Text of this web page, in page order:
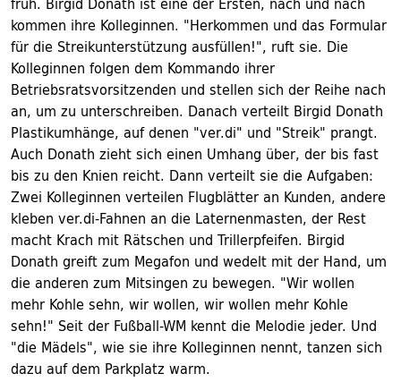
kommen ihre Kolleginnen. "Herkommen und das Formular
für die Streikunterstützung ausfüllen!", ruft sie. Die
Kolleginnen folgen dem Kommando ihrer
Betriebsratsvorsitzenden und stellen sich der Reihe nach
an, um zu unterschreiben. Danach verteilt Birgid Donath
Plastikumhänge, auf denen "ver.di" und "Streik" prangt.
Auch Donath zieht sich einen Umhang über, der bis fast
bis zu den Knien reicht. Dann verteilt sie die Aufgaben:
Zwei Kolleginnen verteilen Flugblätter an Kunden, andere
kleben ver.di-Fahnen an die Laternenmasten, der Rest
macht Krach mit Rätschen und Trillerpfeifen. Birgid
Donath greift zum Megafon und wedelt mit der Hand, um
die anderen zum Mitsingen zu bewegen. "Wir wollen
mehr Kohle sehn, wir wollen, wir wollen mehr Kohle
sehn!" Seit der Fußball-WM kennt die Melodie jeder. Und
"die Mädels", wie sie ihre Kolleginnen nennt, tanzen sich
dazu auf dem Parkplatz warm.